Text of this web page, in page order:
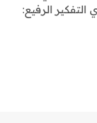
الرفيع: